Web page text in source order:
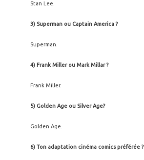
Stan Lee.
3) Superman ou Captain America ?
Superman.
4) Frank Miller ou Mark Millar ?
Frank Miller.
5) Golden Age ou Silver Age?
Golden Age.
6) Ton adaptation cinéma comics préférée ?